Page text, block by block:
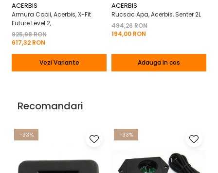
ACERBIS
Armura Copii, Acerbis, X-Fit
Future Level 2,
925,98 RON
617,32 RON
Vezi Variante
ACERBIS
Rucsac Apa, Acerbis, Senter 2L
494,26 RON
194,00 RON
Adauga in cos
Recomandari
-33% -33%